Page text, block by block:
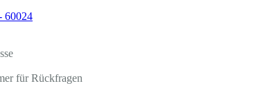
60024
für Rückfragen